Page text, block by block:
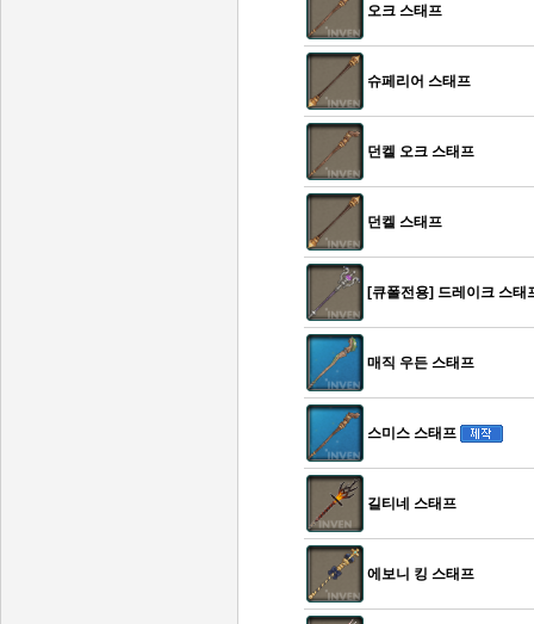
오크 스태프
슈페리어 스태프
던켈 오크 스태프
던켈 스태프
[큐폴전용] 드레이크 스태
매직 우든 스태프
스미스 스태프
길티네 스태프
에보니 킹 스태프